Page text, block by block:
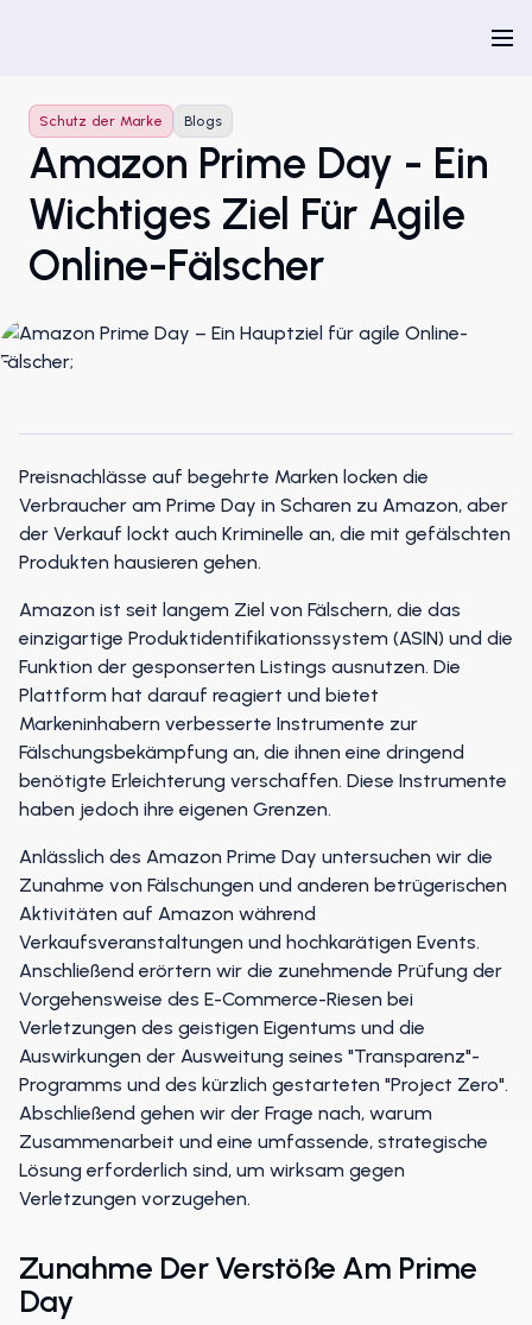
Schutz der Marke Blogs
Amazon Prime Day - Ein
Wichtiges Ziel Für Agile
Online-Fälscher
Preisnachlässe auf begehrte Marken locken die
Verbraucher am Prime Day in Scharen zu Amazon, aber
der Verkauf lockt auch Kriminelle an, die mit gefälschten
Produkten hausieren gehen.
Amazon ist seit langem Ziel von Fälschern, die das
einzigartige Produktidentifikationssystem (ASIN) und die
Funktion der gesponserten Listings ausnutzen. Die
Plattform hat darauf reagiert und bietet
Markeninhabern verbesserte Instrumente zur
Fälschungsbekämpfung an, die ihnen eine dringend
benötigte Erleichterung verschaffen. Diese Instrumente
haben jedoch ihre eigenen Grenzen.
Anlässlich des Amazon Prime Day untersuchen wir die
Zunahme von Fälschungen und anderen betrügerischen
Aktivitäten auf Amazon während
Verkaufsveranstaltungen und hochkarätigen Events.
Anschließend erörtern wir die zunehmende Prüfung der
Vorgehensweise des E-Commerce-Riesen bei
Verletzungen des geistigen Eigentums und die
Auswirkungen der Ausweitung seines "Transparenz"-
Programms und des kürzlich gestarteten "Project Zero".
Abschließend gehen wir der Frage nach, warum
Zusammenarbeit und eine umfassende, strategische
Lösung erforderlich sind, um wirksam gegen
Verletzungen vorzugehen.
Zunahme Der Verstöße Am Prime
Day